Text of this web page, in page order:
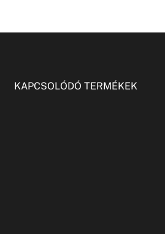
KAPCSOLÓDÓ TERMÉKEK